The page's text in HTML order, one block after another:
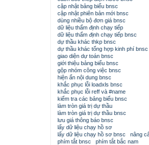
cập nhật bảng biểu bnsc
cập nhật phiên bản mới bnsc
dùng nhiều bộ đơn giá bnsc
dữ liệu thẩm định chạy tiếp
dữ liệu thẩm định chạy tiếp bnsc
dự thầu khác thkp bnsc
dự thầu khác tổng hợp kinh phí bnsc
giao diện dự toán bnsc
giới thiệu bảng biểu bnsc
gộp nhóm công việc bnsc
hiện ẩn nội dung bnsc
khắc phục lỗi loadxls bnsc
khắc phục lỗi reff và #name
kiểm tra các bảng biểu bnsc
làm tròn giá trị dự thầu
làm tròn giá trị dự thầu bnsc
lưu giá thông báo bnsc
lấy dữ liệu chạy hồ sơ
lấy dữ liệu chạy hồ sơ bnsc
nâng
phím tắt bnsc
phím tắt bắc nam